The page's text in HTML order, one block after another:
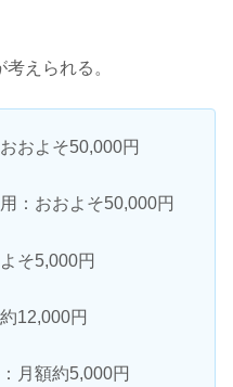
えられる。
およそ50,000円
：おおよそ50,000円
そ5,000円
12,000円
月額約5,000円